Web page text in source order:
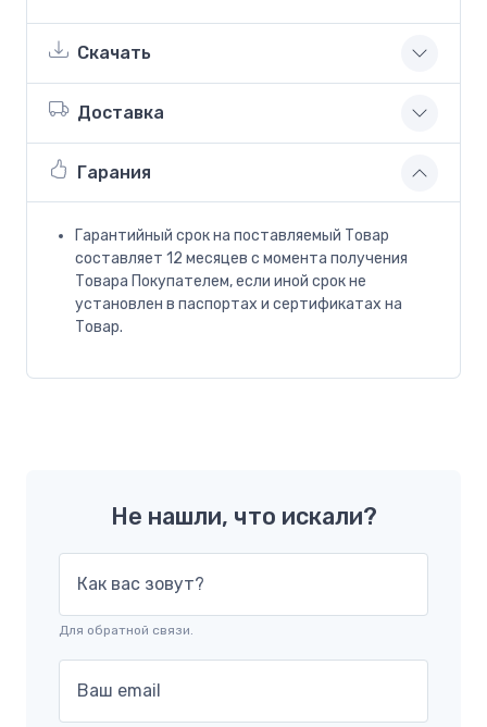
Скачать
Доставка
Гарания
Гарантийный срок на поставляемый Товар
составляет 12 месяцев с момента получения
Товара Покупателем, если иной срок не
установлен в паспортах и сертификатах на
Товар.
Не нашли, что искали?
Как вас зовут?
Для обратной связи.
Ваш email